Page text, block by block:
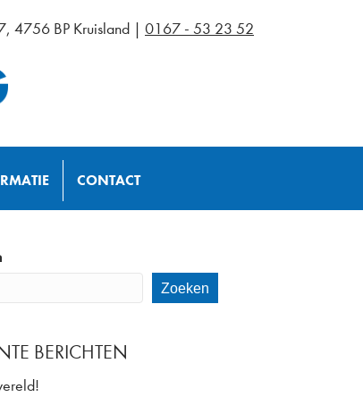
4756 BP Kruisland | 0167 - 53 23 52
CONTACT
Zoeken
BERICHTEN